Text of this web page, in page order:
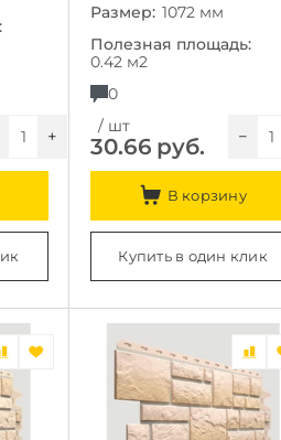
+
Размер: 1072 мм
Полезная площадь:
0.42 м2
0
/ шт
30.66 руб. −
В корзину
Купить в один клик